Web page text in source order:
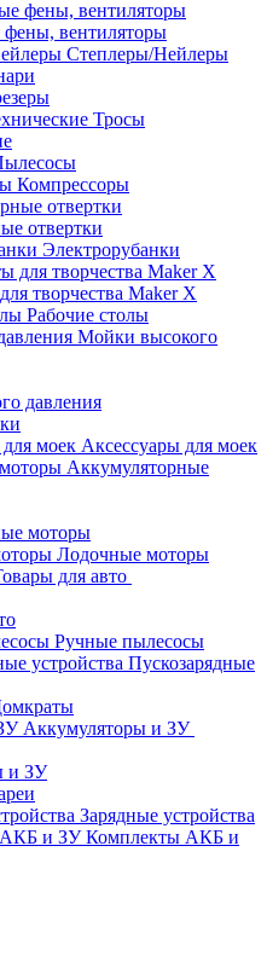
вентиляторы
Степлеры/Нейлеры
Тросы
Компрессоры
отвертки
Электрорубанки
творчества Maker X
Рабочие столы
Мойки высокого
давления
Аксессуары для моек
Аккумуляторные
моторы
Лодочные моторы
для авто
Ручные пылесосы
Пускозарядные
Аккумуляторы и ЗУ
и ЗУ
Зарядные устройства
Комплекты АКБ и